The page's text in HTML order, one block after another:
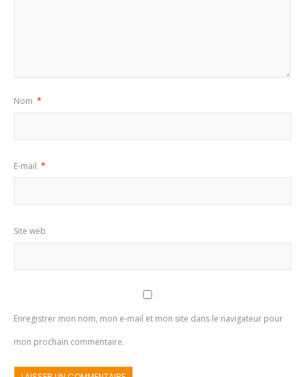
Nom *
E-mail *
Site web
Enregistrer mon nom, mon e-mail et mon site dans le navigateur pour
mon prochain commentaire.